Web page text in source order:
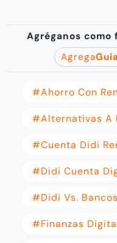
Agréganos
Agrega
#Ahorro Con
#Alternativas A
#Cuenta Didi
#Didi Cuenta
#Didi Vs.
#Finanzas